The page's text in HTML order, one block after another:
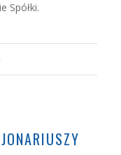
Spółki.